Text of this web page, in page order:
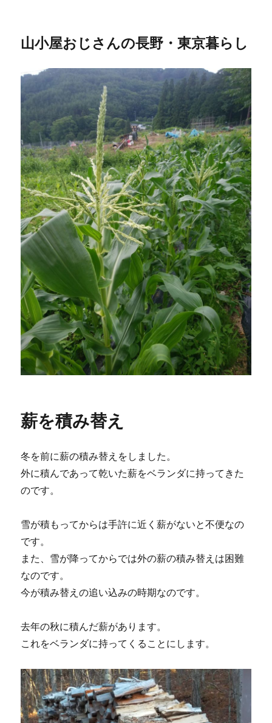
山小屋おじさんの長野・東京暮らし
薪を積み替え
冬を前に薪の積み替えをしました。
外に積んであって乾いた薪をベランダに持ってきた
のです。
雪が積もってからは手許に近く薪がないと不便なの
です。
また、雪が降ってからでは外の薪の積み替えは困難
なのです。
今が積み替えの追い込みの時期なのです。
去年の秋に積んだ薪があります。
これをベランダに持ってくることにします。